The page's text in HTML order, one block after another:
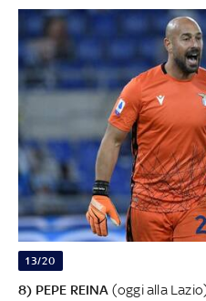
13/20
8) PEPE REINA (oggi alla